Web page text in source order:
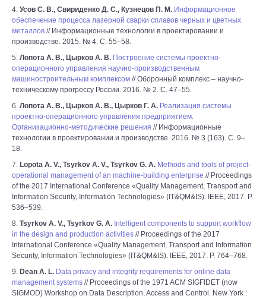
4. Усов С. В., Свириденко Д. С., Кузнецов П. М. Информационное
обеспечение процесса лазерной сварки сплавов черных и цветных
металлов // Информационные технологии в проектировании и
производстве. 2015. № 4. С. 55–58.
5. Лопота А. В., Цырков А. В. Построение системы проектно-
операционного управления научно-производственным
машиностроительным комплексом // Оборонный комплекс – научно-
техническому прогрессу России. 2016. № 2. С. 47–55.
6. Лопота А. В., Цырков А. В., Цырков Г. А. Реализация системы
проектно-операционного управления предприятием.
Организационно-методические решения // Информационные
технологии в проектировании и производстве. 2016. № 3 (163). С. 9–
18.
7. Lopota A. V., Tsyrkov A. V., Tsyrkov G. A. Methods and tools of project-
operational management of an machine-building enterprise // Proceedings
of the 2017 International Conference «Quality Management, Transport and
Information Security, Information Technologies» (IT&QM&IS). IEEE, 2017. P.
536–539.
8. Tsyrkov A. V., Tsyrkov G. A. Intelligent components to support workflow
in the design and production activities // Proceedings of the 2017
International Conference «Quality Management, Transport and Information
Security, Information Technologies» (IT&QM&IS). IEEE, 2017. P. 764–768.
9. Dean A. L. Data privacy and integrity requirements for online data
management systems // Proceedings of the 1971 ACM SIGFIDET (now
SIGMOD) Workshop on Data Description, Access and Control. New York :